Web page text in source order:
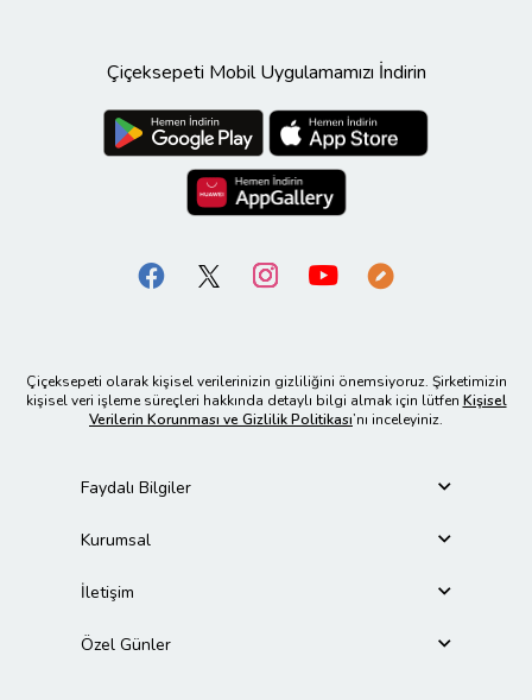
Çiçeksepeti Mobil Uygulamamızı İndirin
Çiçeksepeti olarak kişisel verilerinizin gizliliğini önemsiyoruz. Şirketimizin
kişisel veri işleme süreçleri hakkında detaylı bilgi almak için lütfen Kişisel
Verilerin Korunması ve Gizlilik Politikası’nı inceleyiniz.
Faydalı Bilgiler
Kurumsal
İletişim
Özel Günler